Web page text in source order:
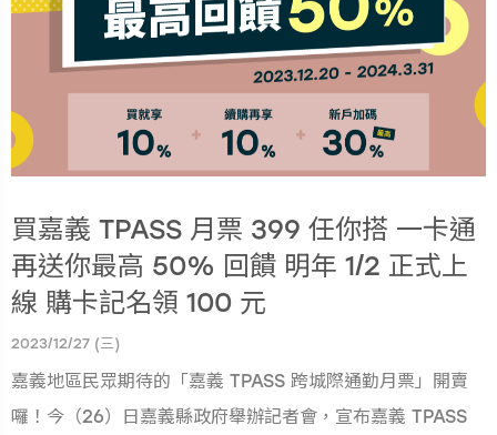
買嘉義 TPASS 月票 399 任你搭 一卡通
再送你最高 50% 回饋 明年 1/2 正式上
線 購卡記名領 100 元
2023/12/27 (三)
嘉義地區民眾期待的「嘉義 TPASS 跨城際通勤月票」開賣
囉！今（26）日嘉義縣政府舉辦記者會，宣布嘉義 TPASS